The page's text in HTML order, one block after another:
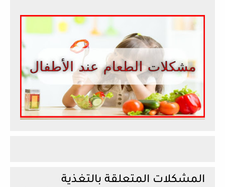
المشكلات المتعلقة بالتغذية